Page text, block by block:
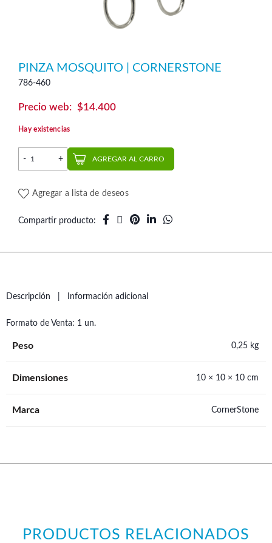
PINZA MOSQUITO | CORNERSTONE
786-460
$14.400
Hay existencias
Pinza Mosquito | CornerStone cantidad
AGREGAR AL CARRO
Agregar a lista de deseos
Compartir producto
Descripción Información adicional
Formato de Venta: 1 un.
Peso 0,25 kg
Dimensiones 10 × 10 × 10 cm
Marca CornerStone
PRODUCTOS RELACIONADOS